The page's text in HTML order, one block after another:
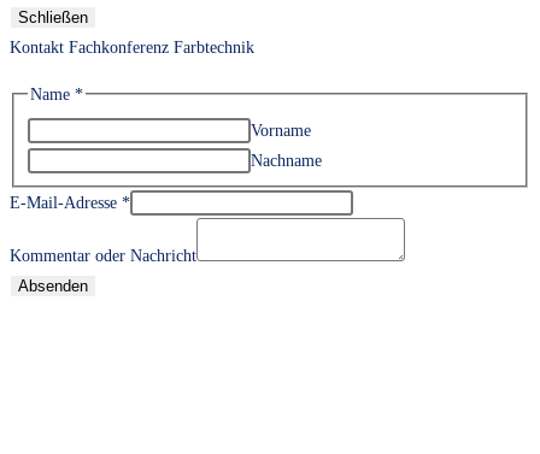
Schließen
Kontakt Fachkonferenz Farbtechnik
Name *
Vorname
Nachname
E-Mail-Adresse *
Kommentar oder Nachricht
Absenden